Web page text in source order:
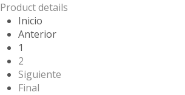
Product details
Inicio
Anterior
1
2
Siguiente
Final